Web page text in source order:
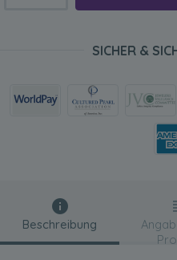
SICHER &
Beschreibung